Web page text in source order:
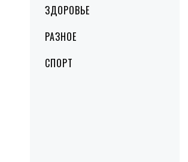
ЗДОРОВЬЕ
РАЗНОЕ
СПОРТ